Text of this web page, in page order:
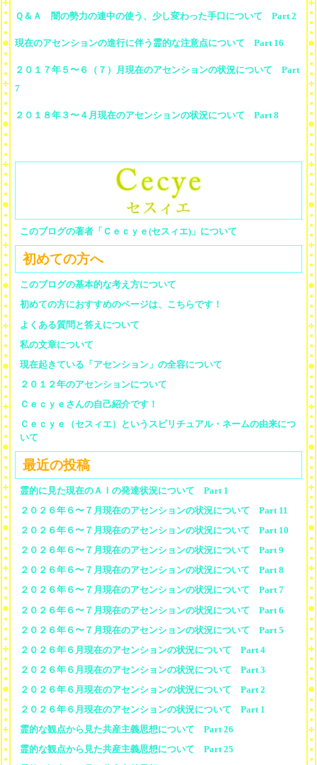
Ｑ＆Ａ 闇の勢力の連中の使う、少し変わった手口について Part 2
現在のアセンションの進行に伴う霊的な注意点について Part 16
２０１７年５〜６（７）月現在のアセンションの状況について Part
7
２０１８年３〜４月現在のアセンションの状況について Part 8
このブログの著者「Ｃｅｃｙｅ(セスィエ)」について
初めての方へ
このブログの基本的な考え方について
初めての方におすすめのページは、こちらです！
よくある質問と答えについて
私の文章について
現在起きている「アセンション」の全容について
２０１２年のアセンションについて
Ｃｅｃｙｅさんの自己紹介です！
Ｃｅｃｙｅ（セスィエ）というスピリチュアル・ネームの由来につ
いて
最近の投稿
霊的に見た現在のＡＩの発達状況について Part 1
２０２６年６〜７月現在のアセンションの状況について Part 11
２０２６年６〜７月現在のアセンションの状況について Part 10
２０２６年６〜７月現在のアセンションの状況について Part 9
２０２６年６〜７月現在のアセンションの状況について Part 8
２０２６年６〜７月現在のアセンションの状況について Part 7
２０２６年６〜７月現在のアセンションの状況について Part 6
２０２６年６〜７月現在のアセンションの状況について Part 5
２０２６年６月現在のアセンションの状況について Part 4
２０２６年６月現在のアセンションの状況について Part 3
２０２６年６月現在のアセンションの状況について Part 2
２０２６年６月現在のアセンションの状況について Part 1
霊的な観点から見た共産主義思想について Part 26
霊的な観点から見た共産主義思想について Part 25